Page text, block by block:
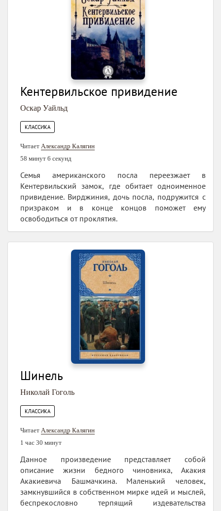
Кентервильское привидение
Оскар Уайльд
КЛАССИКА
Читает Александр Калягин
58 минут 6 секунд
Семья американского посла переезжает в
Кентервильский замок, где обитает одноименное
привидение. Вирджиния, дочь посла, подружится с
призраком и в конце концов поможет ему
освободиться от проклятия.
Шинель
Николай Гоголь
КЛАССИКА
Читает Александр Калягин
1 час 30 минут
Данное произведение представляет собой
описание жизни бедного чиновника, Акакия
Акакиевича Башмачкина. Маленький человек,
замкнувшийся в собственном мирке идей и мыслей,
беспрекословно терпящий издевательства